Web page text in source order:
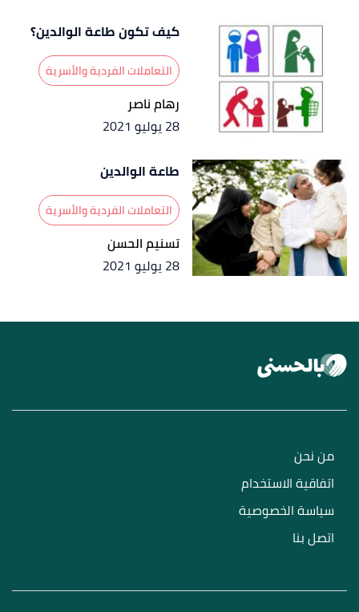
كيف تكون طاعة الوالدين؟
التعاملات الفردية والأسرية
رهام ناصر
28 يوليو 2021
طاعة الوالدين
التعاملات الفردية والأسرية
تسنيم الحسن
28 يوليو 2021
من نحن
اتفاقية الاستخدام
سياسة الخصوصية
اتصل بنا